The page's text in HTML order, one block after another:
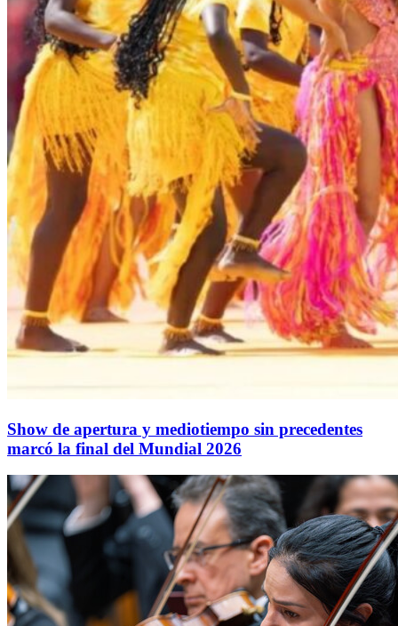
Show de apertura y mediotiempo sin precedentes
marcó la final del Mundial 2026